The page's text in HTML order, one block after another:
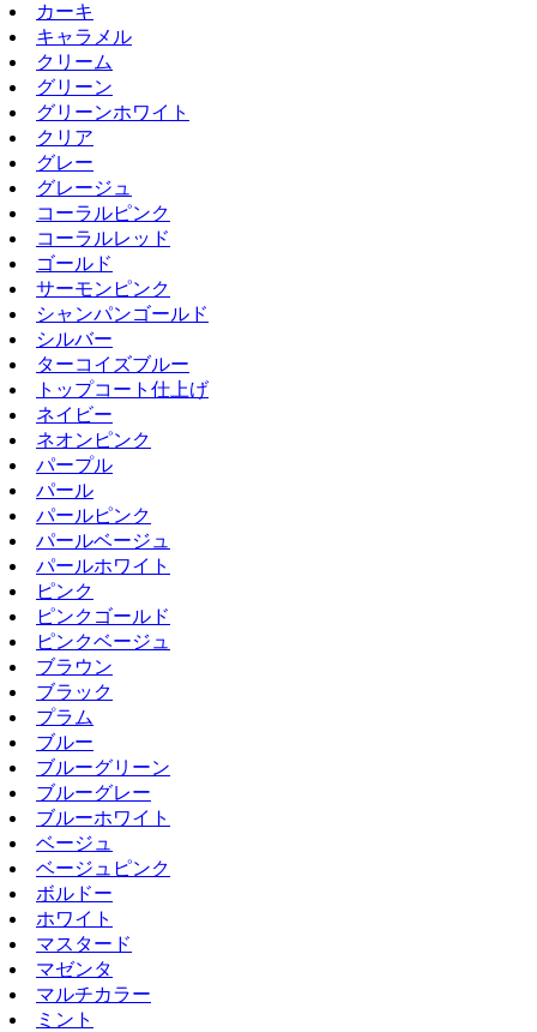
カーキ
キャラメル
クリーム
グリーン
グリーンホワイト
クリア
グレー
グレージュ
コーラルピンク
コーラルレッド
ゴールド
サーモンピンク
シャンパンゴールド
シルバー
ターコイズブルー
トップコート仕上げ
ネイビー
ネオンピンク
パープル
パール
パールピンク
パールベージュ
パールホワイト
ピンク
ピンクゴールド
ピンクベージュ
ブラウン
ブラック
プラム
ブルー
ブルーグリーン
ブルーグレー
ブルーホワイト
ベージュ
ベージュピンク
ボルドー
ホワイト
マスタード
マゼンタ
マルチカラー
ミント